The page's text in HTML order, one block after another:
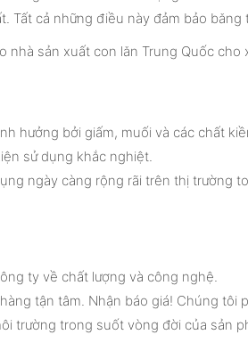
cả những điều này đảm bảo
hưởng bởi giấm, muối và các chất
sử dụng khắc nghiệt.
ngày càng rộng rãi trên thị trường
ty về chất lượng và công nghệ.
tận tâm. Nhận báo giá! Chúng tôi
trường trong suốt vòng đời của sản